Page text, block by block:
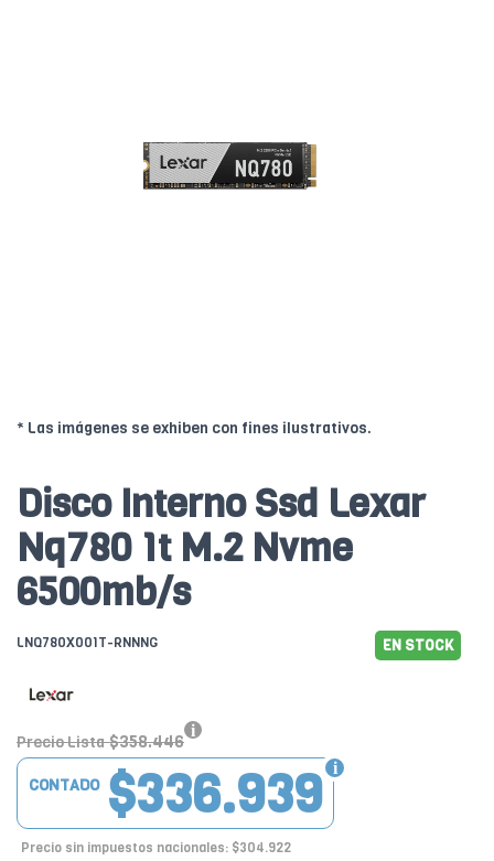
* Las imágenes se exhiben con fines ilustrativos.
Disco Interno Ssd Lexar
Nq780 1t M.2 Nvme
6500mb/s
LNQ780X001T-RNNNG EN STOCK
Precio Lista $358.446
$336.939
CONTADO
Precio sin impuestos nacionales: $304.922